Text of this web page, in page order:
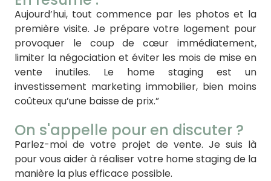
Aujourd’hui, tout commence par les photos et la
première visite. Je prépare votre logement pour
provoquer le coup de cœur immédiatement,
limiter la négociation et éviter les mois de mise en
vente inutiles. Le home staging est un
investissement marketing immobilier, bien moins
coûteux qu’une baisse de prix.”
On s'appelle pour en discuter ?
Parlez-moi de votre projet de vente. Je suis là
pour vous aider à réaliser votre home staging de la
manière la plus efficace possible.